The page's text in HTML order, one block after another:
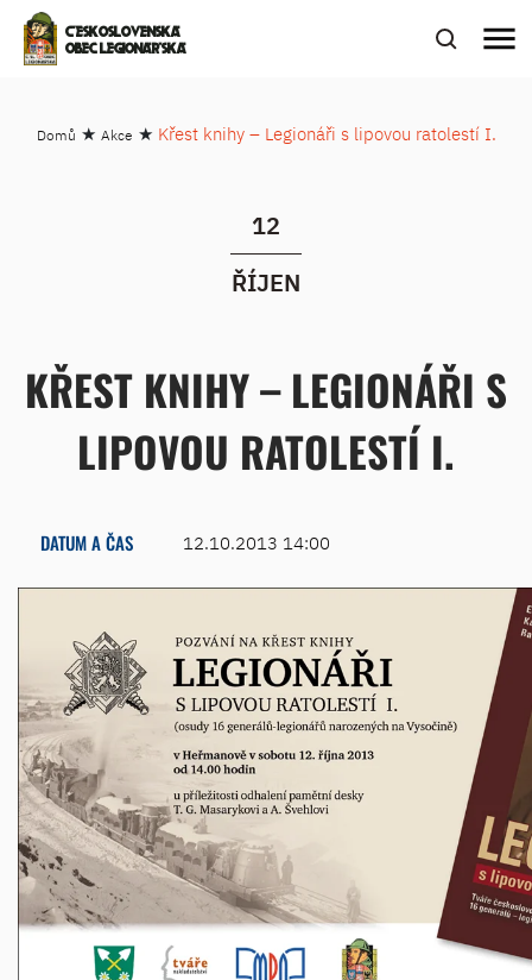
ČESKOSLOVENSKÁ
OBEC LEGIONÁŘSKÁ
menu
Domů ★ Akce ★ Křest knihy – Legionáři s lipovou ratolestí I.
12
ŘÍJEN
KŘEST KNIHY – LEGIONÁŘI S
LIPOVOU RATOLESTÍ I.
DATUM A ČAS 12.10.2013 14:00